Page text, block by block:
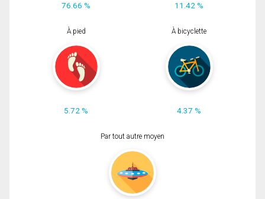
76.66 % 11.42 %
À pied
5.72 %
À bicyclette
4.37 %
Par tout autre moyen